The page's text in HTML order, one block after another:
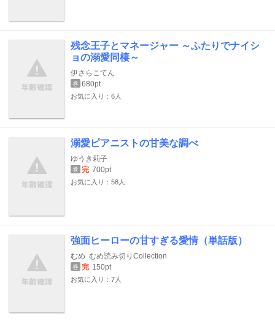
残念王子とマネージャー ～ふたりでナイシ
ョの溺愛同棲～
伊さらこてん
巻 680pt
お気に入り：6人
溺愛ピアニストの甘美な調べ
ゆうき莉子
巻 完 700pt
お気に入り：58人
強面ヒーローの甘すぎる愛情（単話版）
むめ むめ読み切りCollection
巻 完 150pt
お気に入り：7人